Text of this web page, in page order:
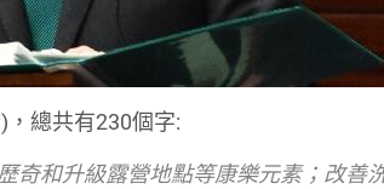
總共有230個字:
奇和升級露營地點等康樂元素；改善